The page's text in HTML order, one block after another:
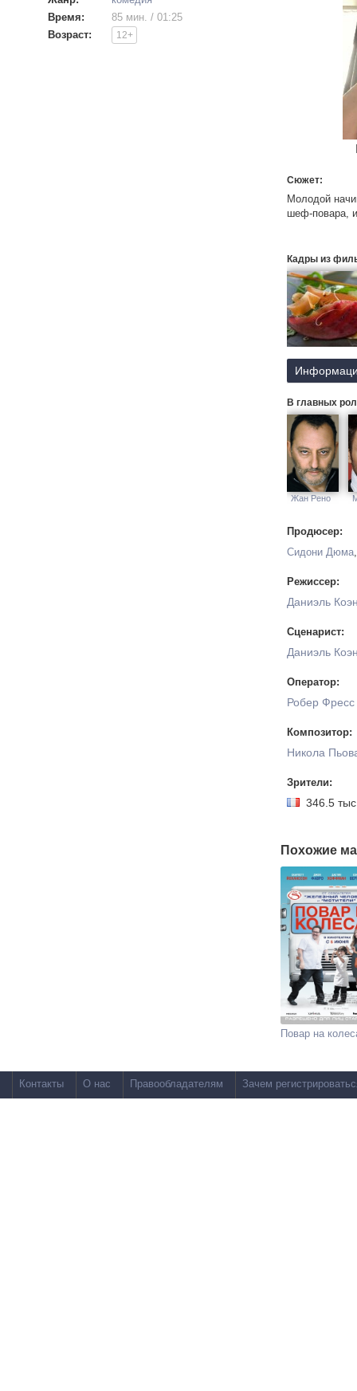
Время:
85 мин. / 01:25
Возраст:
12+
Сюжет:
Молодой
шеф-повара,
Кадры из
В главных
Жан Рено
Продюсер:
Сидони Дюма
Режиссер:
Даниэль
Сценарист:
Даниэль
Оператор:
Робер Фресс
Композитор:
Никола
Зрители:
346.5
Похожие
Повар на
Контакты О нас Правообладателям Зачем